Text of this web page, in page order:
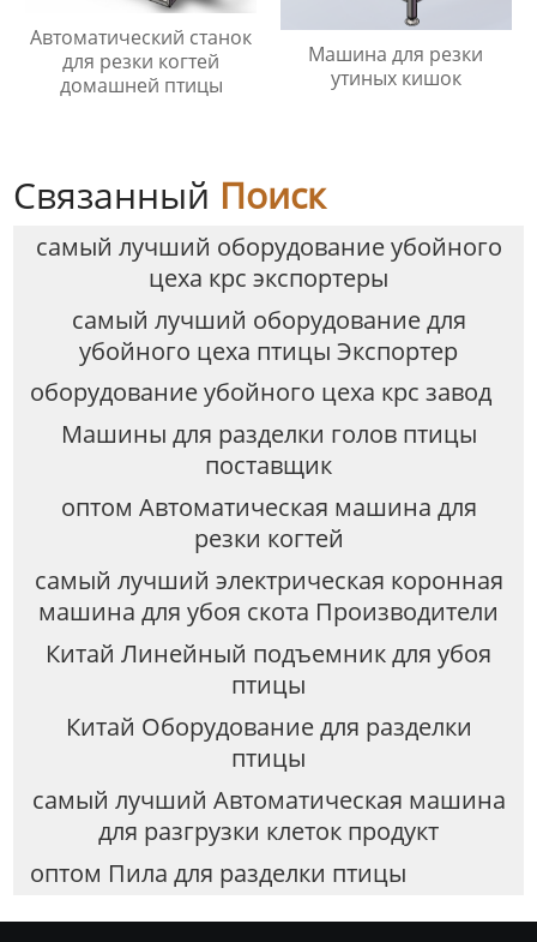
Автоматический станок
для резки когтей
домашней птицы
Машина для резки
утиных кишок
Связанный Поиск
самый лучший оборудование убойного
цеха крс экспортеры
самый лучший оборудование для
убойного цеха птицы Экспортер
оборудование убойного цеха крс завод
Машины для разделки голов птицы
поставщик
оптом Автоматическая машина для
резки когтей
самый лучший электрическая коронная
машина для убоя скота Производители
Китай Линейный подъемник для убоя
птицы
Китай Оборудование для разделки
птицы
самый лучший Автоматическая машина
для разгрузки клеток продукт
оптом Пила для разделки птицы